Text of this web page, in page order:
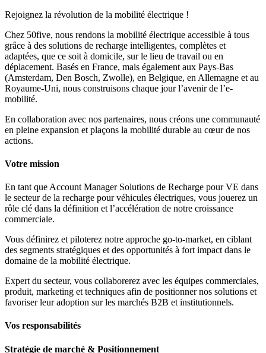
Rejoignez la révolution de la mobilité électrique !
Chez 50five, nous rendons la mobilité électrique accessible à tous
grâce à des solutions de recharge intelligentes, complètes et
adaptées, que ce soit à domicile, sur le lieu de travail ou en
déplacement. Basés en France, mais également aux Pays-Bas
(Amsterdam, Den Bosch, Zwolle), en Belgique, en Allemagne et au
Royaume-Uni, nous construisons chaque jour l’avenir de l’e-
mobilité.
En collaboration avec nos partenaires, nous créons une communauté
en pleine expansion et plaçons la mobilité durable au cœur de nos
actions.
Votre mission
En tant que Account Manager Solutions de Recharge pour VE dans
le secteur de la recharge pour véhicules électriques, vous jouerez un
rôle clé dans la définition et l’accélération de notre croissance
commerciale.
Vous définirez et piloterez notre approche go-to-market, en ciblant
des segments stratégiques et des opportunités à fort impact dans le
domaine de la mobilité électrique.
Expert du secteur, vous collaborerez avec les équipes commerciales,
produit, marketing et techniques afin de positionner nos solutions et
favoriser leur adoption sur les marchés B2B et institutionnels.
Vos responsabilités
Stratégie de marché & Positionnement